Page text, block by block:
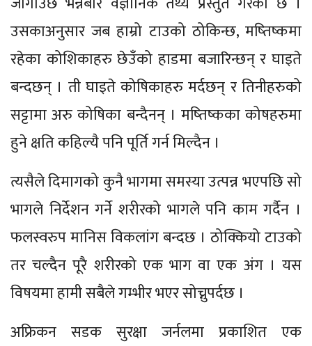
उसकाअनुसार जब हाम्रो टाउको ठोकिन्छ, मष्तिष्कमा
रहेका कोशिकाहरु छेउँको हाडमा बजारिन्छन् र घाइते
बन्दछन् । ती घाइते कोषिकाहरु मर्दछन् र तिनीहरुको
सट्टामा अरु कोषिका बन्दैनन् । मष्तिष्कका कोषहरुमा
हुने क्षति कहिल्यै पनि पूर्ति गर्न मिल्दैन ।
त्यसैले दिमागको कुनै भागमा समस्या उत्पन्न भएपछि सो
भागले निर्देशन गर्ने शरीरको भागले पनि काम गर्दैन ।
फलस्वरुप मानिस विकलांग बन्दछ । ठोक्कियो टाउको
तर चल्दैन पूरै शरीरको एक भाग वा एक अंग । यस
विषयमा हामी सबैले गम्भीर भएर सोच्नुपर्दछ ।
अफ्रिकन सडक सुरक्षा जर्नलमा प्रकाशित एक